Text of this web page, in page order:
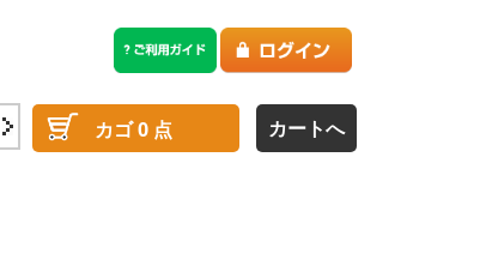
カゴ0 点 カートへ